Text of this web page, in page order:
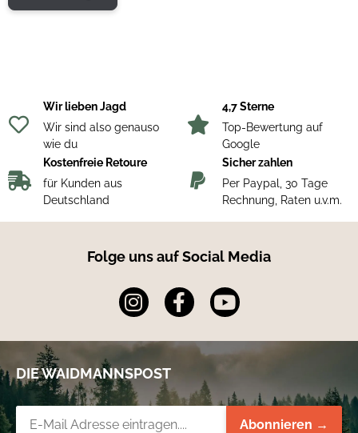
Wir lieben Jagd
Wir sind also genauso
wie du
4,7 Sterne
Top-Bewertung auf
Google
Kostenfreie Retoure
für Kunden aus
Deutschland
Sicher zahlen
Per Paypal, 30 Tage
Rechnung, Raten u.v.m.
Folge uns auf Social Media
DIE WAIDMANNSPOST
Abonnieren →